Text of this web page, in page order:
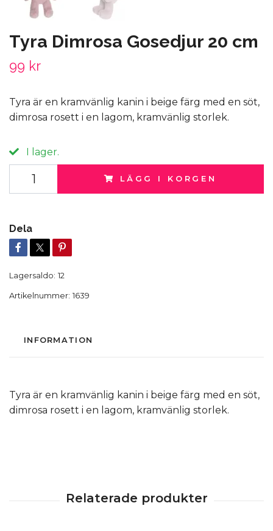
Tyra Dimrosa Gosedjur 20 cm
99 kr
Tyra är en kramvänlig kanin i beige färg med en söt,
dimrosa rosett i en lagom, kramvänlig storlek.
I lager.
LÄGG I KORGEN
Dela
Lagersaldo: 12
Artikelnummer: 1639
INFORMATION
Tyra är en kramvänlig kanin i beige färg med en söt,
dimrosa rosett i en lagom, kramvänlig storlek.